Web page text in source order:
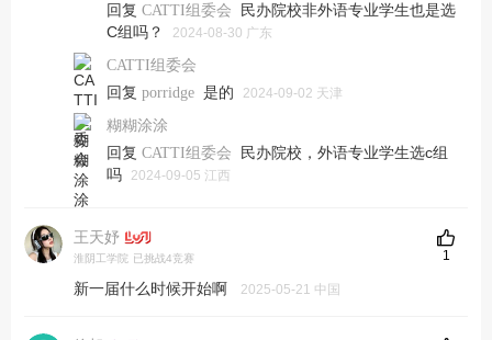
回复 CATTI组委会
民办院校非外语专业学生也是选
C组吗？
2024-08-30 广东
CATTI组委会
回复 porridge 是的 2024-09-02 天津
糊糊涂涂
回复 CATTI组委会
民办院校，外语专业学生选c组
吗
2024-09-05 江西
王天妤
淮阴工学院 已挑战4竞赛
2025-05-21 中国
1